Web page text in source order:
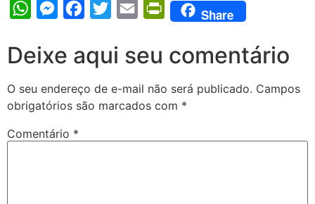
WhatsAppMessengerFacebook
Twitter Email PrintFriendly
Share
Deixe aqui seu comentário
O seu endereço de e-mail não será publicado. Campos
obrigatórios são marcados com *
Comentário *